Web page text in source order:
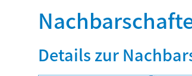
Details zur